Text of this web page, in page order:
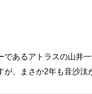
であるアトラスの山井
が、まさか2年も音沙